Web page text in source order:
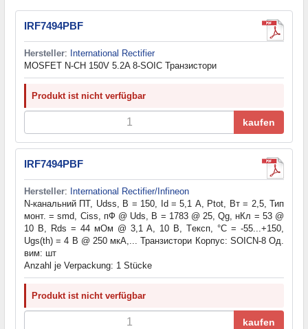
IRF7494PBF
Hersteller: International Rectifier
MOSFET N-CH 150V 5.2A 8-SOIC Транзистори
Produkt ist nicht verfügbar
kaufen
IRF7494PBF
Hersteller: International Rectifier/Infineon
N-канальний ПТ, Udss, В = 150, Id = 5,1 А, Ptot, Вт = 2,5, Тип
монт. = smd, Ciss, пФ @ Uds, В = 1783 @ 25, Qg, нКл = 53 @
10 В, Rds = 44 мОм @ 3,1 A, 10 В, Tексп, °C = -55...+150,
Ugs(th) = 4 В @ 250 мкА,... Транзистори Корпус: SOICN-8 Од.
вим: шт
Anzahl je Verpackung: 1 Stücke
Produkt ist nicht verfügbar
kaufen